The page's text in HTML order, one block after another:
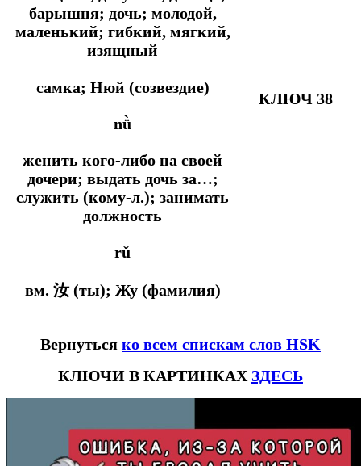
барышня; дочь; молодой,
маленький; гибкий, мягкий,
изящный
самка; Нюй (созвездие)
nǜ
женить кого-либо на своей
дочери; выдать дочь за…;
служить (кому-л.); занимать
должность
rǔ
вм. 汝 (ты); Жу (фамилия)
КЛЮЧ 38
Вернуться ко всем спискам слов HSK
КЛЮЧИ В КАРТИНКАХ ЗДЕСЬ